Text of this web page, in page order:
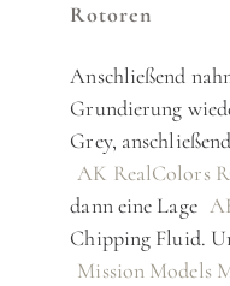
Rotoren
Anschließend
Grundierung
Grey,
AK RealColors
dann eine Lage
Chipping Fluid.
Mission Models